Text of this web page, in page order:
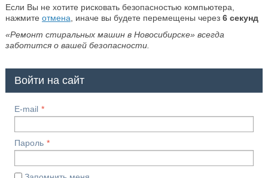
Если Вы не хотите рисковать безопасностью компьютера,
нажмите отмена , иначе вы будете перемещены через 6секунд
«Ремонт стиральных машин в Новосибирске» всегда
заботится о вашей безопасности.
Войти на сайт
E-mail
Пароль